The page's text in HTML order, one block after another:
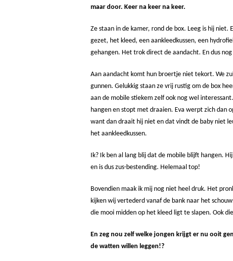
maar door. Keer na keer na keer.
Ze staan in de kamer, rond de box. Leeg is hij
gezet, het kleed, een aankleedkussen, een
gehangen. Het trok direct de aandacht. En dus nog
Aan aandacht komt hun broertje niet tekort. We
gunnen. Gelukkig staan ze vrij rustig om de box
aan de mobile stiekem zelf ook nog wel
hangen en stopt met draaien. Eva werpt zich dan
want dan draait hij niet en dat vindt de baby niet
het aankleedkussen.
Ik? Ik ben al lang blij dat de mobile blijft hangen.
en is dus zus-bestending. Helemaal top!
Bovendien maak ik mij nog niet heel druk. Het
kijken wij vertederd vanaf de bank naar het
die mooi midden op het kleed ligt te slapen. Ook
En zeg nou zelf welke jongen krijgt er nu ooit
de watten willen leggen!?